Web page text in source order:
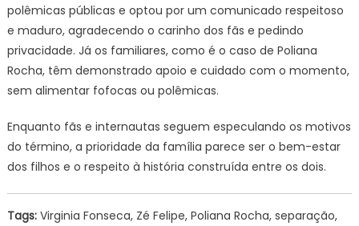
polêmicas públicas e optou por um comunicado respeitoso
e maduro, agradecendo o carinho dos fãs e pedindo
privacidade. Já os familiares, como é o caso de Poliana
Rocha, têm demonstrado apoio e cuidado com o momento,
sem alimentar fofocas ou polêmicas.
Enquanto fãs e internautas seguem especulando os motivos
do término, a prioridade da família parece ser o bem-estar
dos filhos e o respeito à história construída entre os dois.
Tags:Virginia Fonseca, Zé Felipe, Poliana Rocha, separação,